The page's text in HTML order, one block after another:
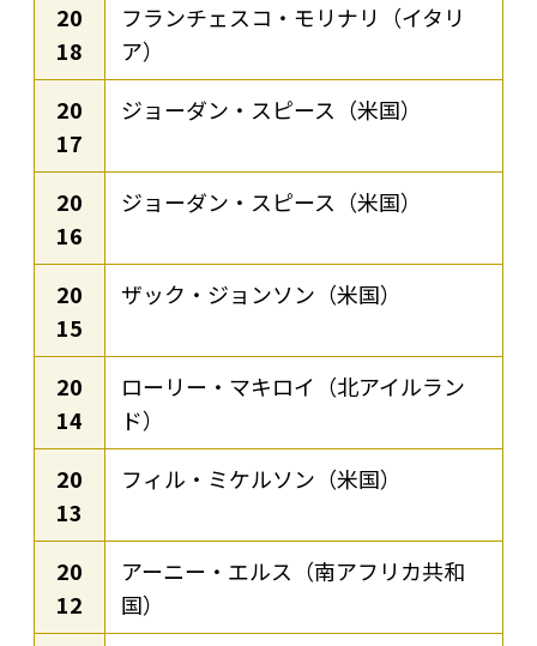
20
18
フランチェスコ・モリナリ（イタリ
ア）
20
17
ジョーダン・スピース（米国）
20
16
ジョーダン・スピース（米国）
20
15
ザック・ジョンソン（米国）
20
14
ローリー・マキロイ（北アイルラン
ド）
20
13
フィル・ミケルソン（米国）
20
12
アーニー・エルス（南アフリカ共和
国）